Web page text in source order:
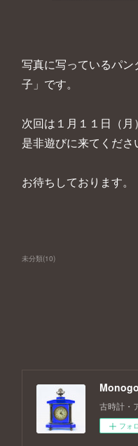
写真に写っているパ
子」です。
次回は１月１１日（月
是非遊びに来てくださ
お待ちしております。
未分類(10)
古時計・
フォ